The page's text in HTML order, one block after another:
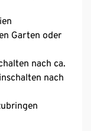
Garten oder
nach ca.
nach